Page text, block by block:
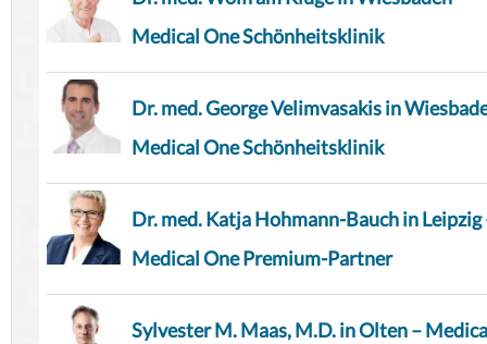
Medical One Schönheitsklinik
Dr. med. George Velimvasakis in
Medical One Schönheitsklinik
Dr. med. Katja Hohmann-Bauch in Leipzig
Medical One Premium-Partner
Sylvester M. Maas, M.D. in Olten –